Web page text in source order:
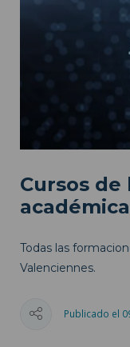
Cursos de
Todas las
Valenciennes.
Publicado el